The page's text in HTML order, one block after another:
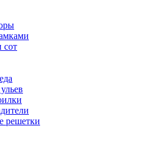
сот
решетки